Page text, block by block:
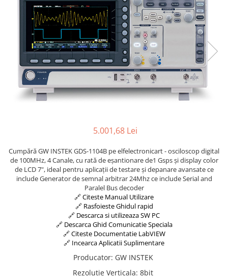
Osciloscoape OWON
Osciloscoape Peaktech
Osciloscoape ROHDE & SCHWARZ
Osciloscoape TELEDYNE LECROY
Osciloscoape UNI-T
5.001,68 Lei
Cumpără GW INSTEK GDS-1104B pe elfelectronicart - osciloscop digital
de 100MHz, 4 Canale, cu rată de eșantionare de1 Gsps și display color
de LCD 7", ideal pentru aplicații de testare și depanare avansate ce
include Generator de semnal arbitrar 24Mhz ce include Serial and
Paralel Bus decoder
🔗 Citeste Manual Utilizare
🔗 Rasfoieste Ghidul rapid
🔗 Descarca si utilizeaza SW PC
🔗 Descarca Ghid Comunicatie Speciala
🔗 Citeste Documentatie LabVIEW
🔗 Incearca Aplicatii Suplimentare
Producator: GW INSTEK
Rezolutie Verticala: 8bit